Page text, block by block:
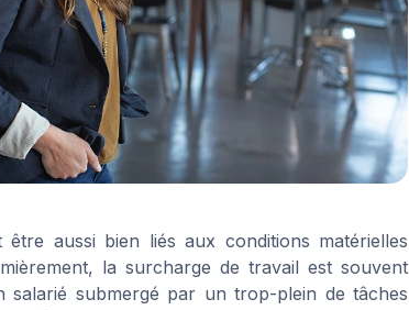
aussi bien liés aux conditions matérielles
la surcharge de travail est souvent
salarié submergé par un trop-plein de tâches